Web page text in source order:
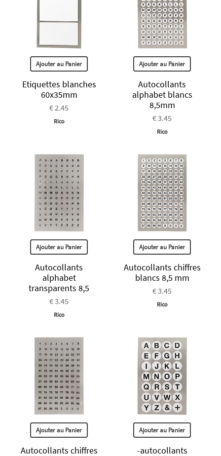
Ajouter au Panier
Etiquettes blanches
60x35mm
€ 2.45
Rico
Ajouter au Panier
Autocollants
alphabet blancs
8,5mm
€ 3.45
Rico
Ajouter au Panier
Autocollants
alphabet
transparents 8,5
€ 3.45
Rico
Ajouter au Panier
Autocollants chiffres
blancs 8,5 mm
€ 3.45
Rico
Ajouter au Panier
Autocollants chiffres
Ajouter au Panier
-autocollants